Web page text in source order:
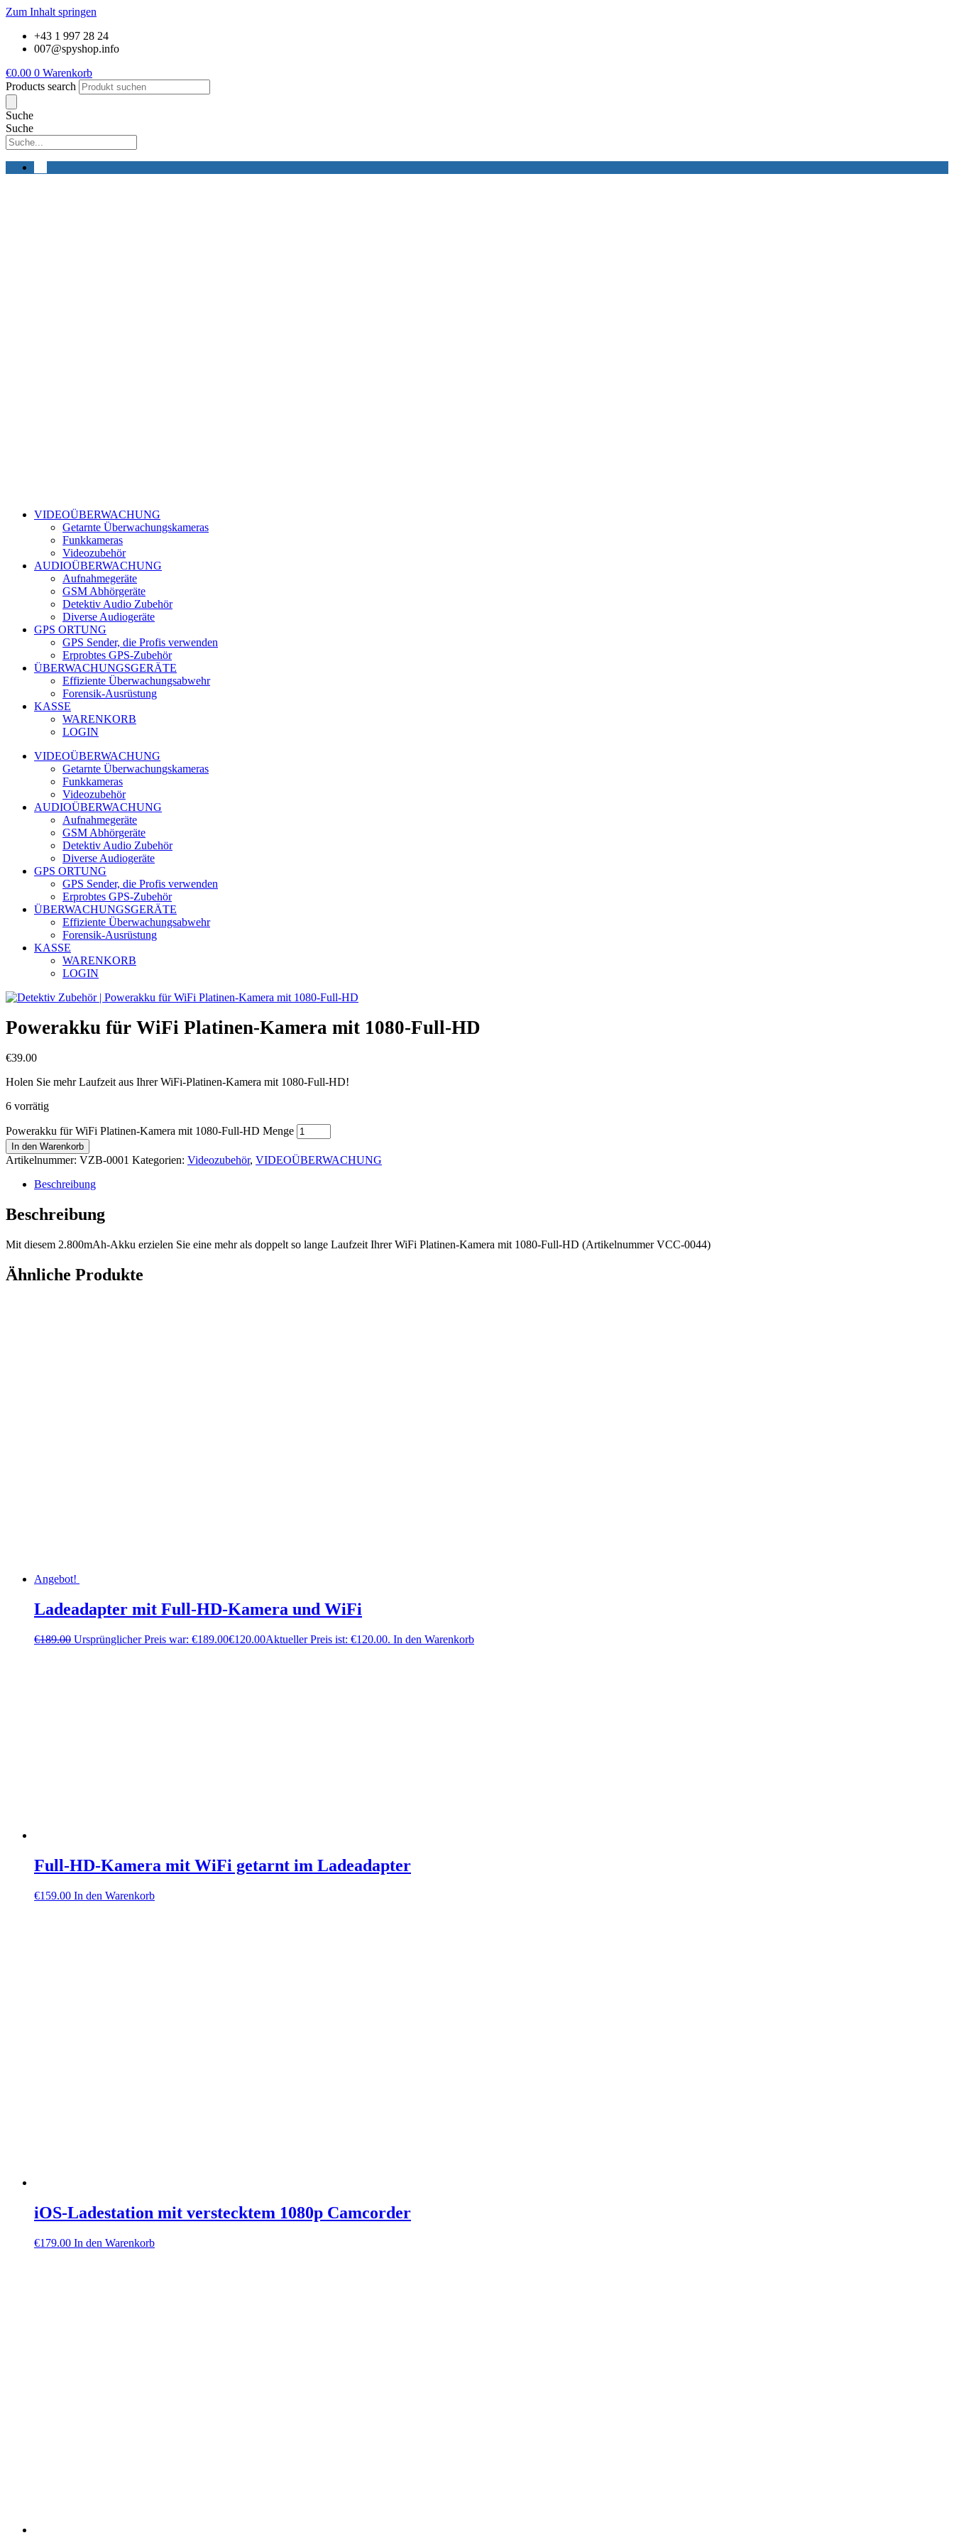
Zum Inhalt springen
+43 1 997 28 24
007@spyshop.info
€0.00 0 Warenkorb
Products search
Suche
Suche
VIDEOÜBERWACHUNG
Getarnte Überwachungskameras
Funkkameras
Videozubehör
AUDIOÜBERWACHUNG
Aufnahmegeräte
GSM Abhörgeräte
Detektiv Audio Zubehör
Diverse Audiogeräte
GPS ORTUNG
GPS Sender, die Profis verwenden
Erprobtes GPS-Zubehör
ÜBERWACHUNGSGERÄTE
Effiziente Überwachungsabwehr
Forensik-Ausrüstung
KASSE
WARENKORB
LOGIN
VIDEOÜBERWACHUNG
Getarnte Überwachungskameras
Funkkameras
Videozubehör
AUDIOÜBERWACHUNG
Aufnahmegeräte
GSM Abhörgeräte
Detektiv Audio Zubehör
Diverse Audiogeräte
GPS ORTUNG
GPS Sender, die Profis verwenden
Erprobtes GPS-Zubehör
ÜBERWACHUNGSGERÄTE
Effiziente Überwachungsabwehr
Forensik-Ausrüstung
KASSE
WARENKORB
LOGIN
Powerakku für WiFi Platinen-Kamera mit 1080-Full-HD
€39.00
Holen Sie mehr Laufzeit aus Ihrer WiFi-Platinen-Kamera mit 1080-Full-HD!
6 vorrätig
Powerakku für WiFi Platinen-Kamera mit 1080-Full-HD Menge
In den Warenkorb
Artikelnummer: VZB-0001 Kategorien: Videozubehör, VIDEOÜBERWACHUNG
Beschreibung
Beschreibung
Mit diesem 2.800mAh-Akku erzielen Sie eine mehr als doppelt so lange Laufzeit Ihrer WiFi Platinen-Kamera mit 1080-Full-HD (Artikelnummer VCC-0044)
Ähnliche Produkte
Angebot!
Ladeadapter mit Full-HD-Kamera und WiFi
€189.00 Ursprünglicher Preis war: €189.00€120.00Aktueller Preis ist: €120.00. In den Warenkorb
Full-HD-Kamera mit WiFi getarnt im Ladeadapter
€159.00 In den Warenkorb
iOS-Ladestation mit verstecktem 1080p Camcorder
€179.00 In den Warenkorb